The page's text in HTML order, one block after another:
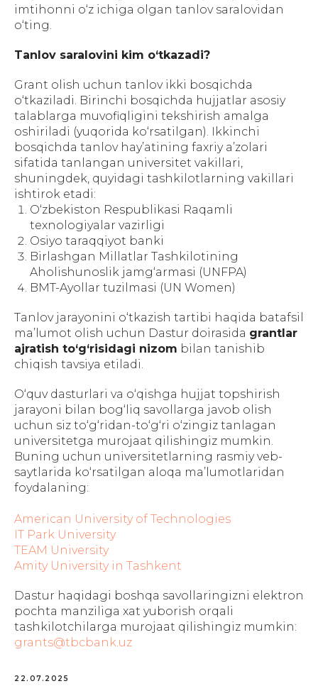
imtihonni o‘z ichiga olgan tanlov saralovidan
o‘ting.
Tanlov saralovini kim o‘tkazadi?
Grant olish uchun tanlov ikki bosqichda
o‘tkaziladi. Birinchi bosqichda hujjatlar asosiy
talablarga muvofiqligini tekshirish amalga
oshiriladi (yuqorida ko‘rsatilgan). Ikkinchi
bosqichda tanlov hay’atining faxriy a’zolari
sifatida tanlangan universitet vakillari,
shuningdek, quyidagi tashkilotlarning vakillari
ishtirok etadi:
O‘zbekiston Respublikasi Raqamli
texnologiyalar vazirligi
Osiyo taraqqiyot banki
Birlashgan Millatlar Tashkilotining
Aholishunoslik jamg‘armasi (UNFPA)
BMT-Ayollar tuzilmasi (UN Women)
Tanlov jarayonini o‘tkazish tartibi haqida batafsil
ma’lumot olish uchun Dastur doirasida grantlar
ajratish to‘g‘risidagi nizom bilan tanishib
chiqish tavsiya etiladi.
O‘quv dasturlari va o‘qishga hujjat topshirish
jarayoni bilan bog‘liq savollarga javob olish
uchun siz to‘g‘ridan-to‘g‘ri o‘zingiz tanlagan
universitetga murojaat qilishingiz mumkin.
Buning uchun universitetlarning rasmiy veb-
saytlarida ko‘rsatilgan aloqa ma’lumotlaridan
foydalaning:
American University of Technologies
IT Park University
TEAM University
Amity University in Tashkent
Dastur haqidagi boshqa savollaringizni elektron
pochta manziliga xat yuborish orqali
tashkilotchilarga murojaat qilishingiz mumkin:
grants@tbcbank.uz
22.07.2025